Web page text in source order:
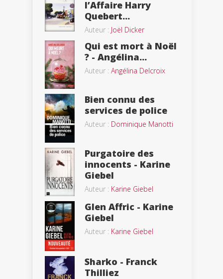
l’Affaire Harry
Quebert...
Auteur : Joël Dicker
Qui est mort à Noël
? - Angélina...
Auteur : Angélina Delcroix
Bien connu des
services de police
Auteur : Dominique Manotti
Purgatoire des
innocents - Karine
Giebel
Auteur : Karine Giebel
Glen Affric - Karine
Giebel
Auteur : Karine Giebel
Sharko - Franck
Thilliez